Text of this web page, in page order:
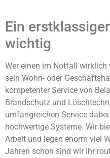
Ein
wichtig
Wer einen im Notfall
sein Wohn- oder
kompetenter Service von
Brandschutz und
umfangreichen Service
hochwertige Systeme. Wir
Arbeit und legen enorm viel
Jahren schon sind wir Ihr